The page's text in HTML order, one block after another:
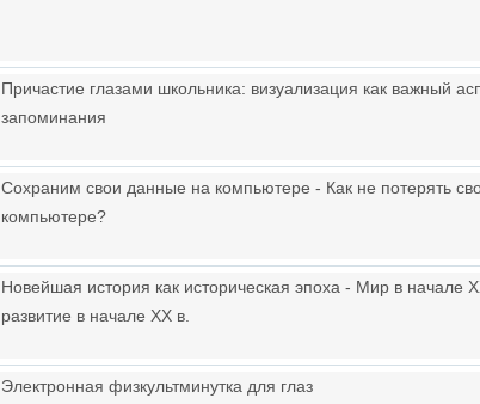
Причастие глазами школьника: визуализация как важный
запоминания
Сохраним свои данные на компьютере - Как не потерять
компьютере?
Новейшая история как историческая эпоха - Мир в начале
развитие в начале ХХ в.
Электронная физкультминутка для глаз